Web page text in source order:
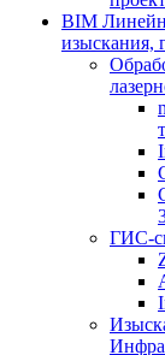
BIM
изыскания,
ГИС-